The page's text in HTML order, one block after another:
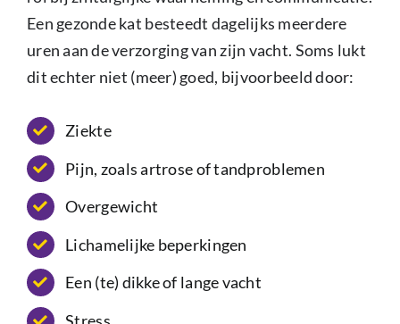
Een gezonde kat besteedt dagelijks meerdere
uren aan de verzorging van zijn vacht. Soms lukt
dit echter niet (meer) goed, bijvoorbeeld door:
Ziekte
Pijn, zoals artrose of tandproblemen
Overgewicht
Lichamelijke beperkingen
Een (te) dikke of lange vacht